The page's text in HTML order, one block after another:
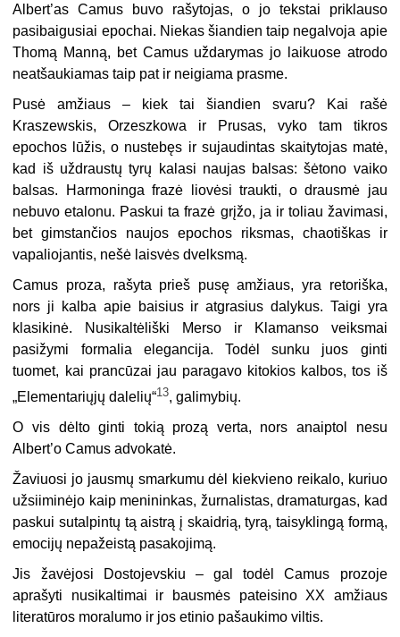
Albert’as Camus buvo rašytojas, o jo tekstai priklauso
pasibaigusiai epochai. Niekas šiandien taip negalvoja apie
Thomą Manną, bet Camus uždarymas jo laikuose atrodo
neatšaukiamas taip pat ir neigiama prasme.
Pusė amžiaus – kiek tai šiandien svaru? Kai rašė
Kraszewskis, Orzeszkowa ir Prusas, vyko tam tikros
epochos lūžis, o nustebęs ir sujaudintas skaitytojas matė,
kad iš uždraustų tyrų kalasi naujas balsas: šėtono vaiko
balsas. Harmoninga frazė liovėsi traukti, o drausmė jau
nebuvo etalonu. Paskui ta frazė grįžo, ja ir toliau žavimasi,
bet gimstančios naujos epochos riksmas, chaotiškas ir
vapaliojantis, nešė laisvės dvelksmą.
Camus proza, rašyta prieš pusę amžiaus, yra retoriška,
nors ji kalba apie baisius ir atgrasius dalykus. Taigi yra
klasikinė. Nusikaltėliški Merso ir Klamanso veiksmai
pasižymi formalia elegancija. Todėl sunku juos ginti
tuomet, kai prancūzai jau paragavo kitokios kalbos, tos iš
„Elementariųjų dalelių“13, galimybių.
O vis dėlto ginti tokią prozą verta, nors anaiptol nesu
Albert’o Camus advokatė.
Žaviuosi jo jausmų smarkumu dėl kiekvieno reikalo, kuriuo
užsiiminėjo kaip menininkas, žurnalistas, dramaturgas, kad
paskui sutalpintų tą aistrą į skaidrią, tyrą, taisyklingą formą,
emocijų nepažeistą pasakojimą.
Jis žavėjosi Dostojevskiu – gal todėl Camus prozoje
aprašyti nusikaltimai ir bausmės pateisino XX amžiaus
literatūros moralumo ir jos etinio pašaukimo viltis.